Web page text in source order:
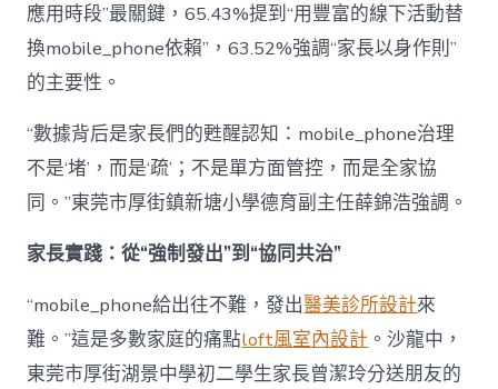
應用時段”最關鍵，65.43%提到“用豐富的線下活動替
換mobile_phone依賴”，63.52%強調“家長以身作則”
的主要性。
“數據背后是家長們的甦醒認知：mobile_phone治理
不是‘堵’，而是‘疏’；不是單方面管控，而是全家協
同。”東莞市厚街鎮新塘小學德育副主任薛錦浩強調。
家長實踐：從“強制發出”到“協同共治”
“mobile_phone給出往不難，發出醫美診所設計來
難。”這是多數家庭的痛點loft風室內設計 。沙龍中，
東莞市厚街湖景中學初二學生家長曾潔玲分送朋友的